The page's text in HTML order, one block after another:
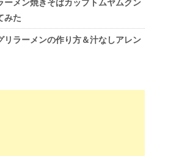
みた
リラーメンの作り方＆汁なしアレン